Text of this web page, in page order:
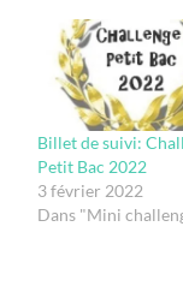
Billet de suivi:
Petit Bac 2022
3 février 2022
Dans "Mini